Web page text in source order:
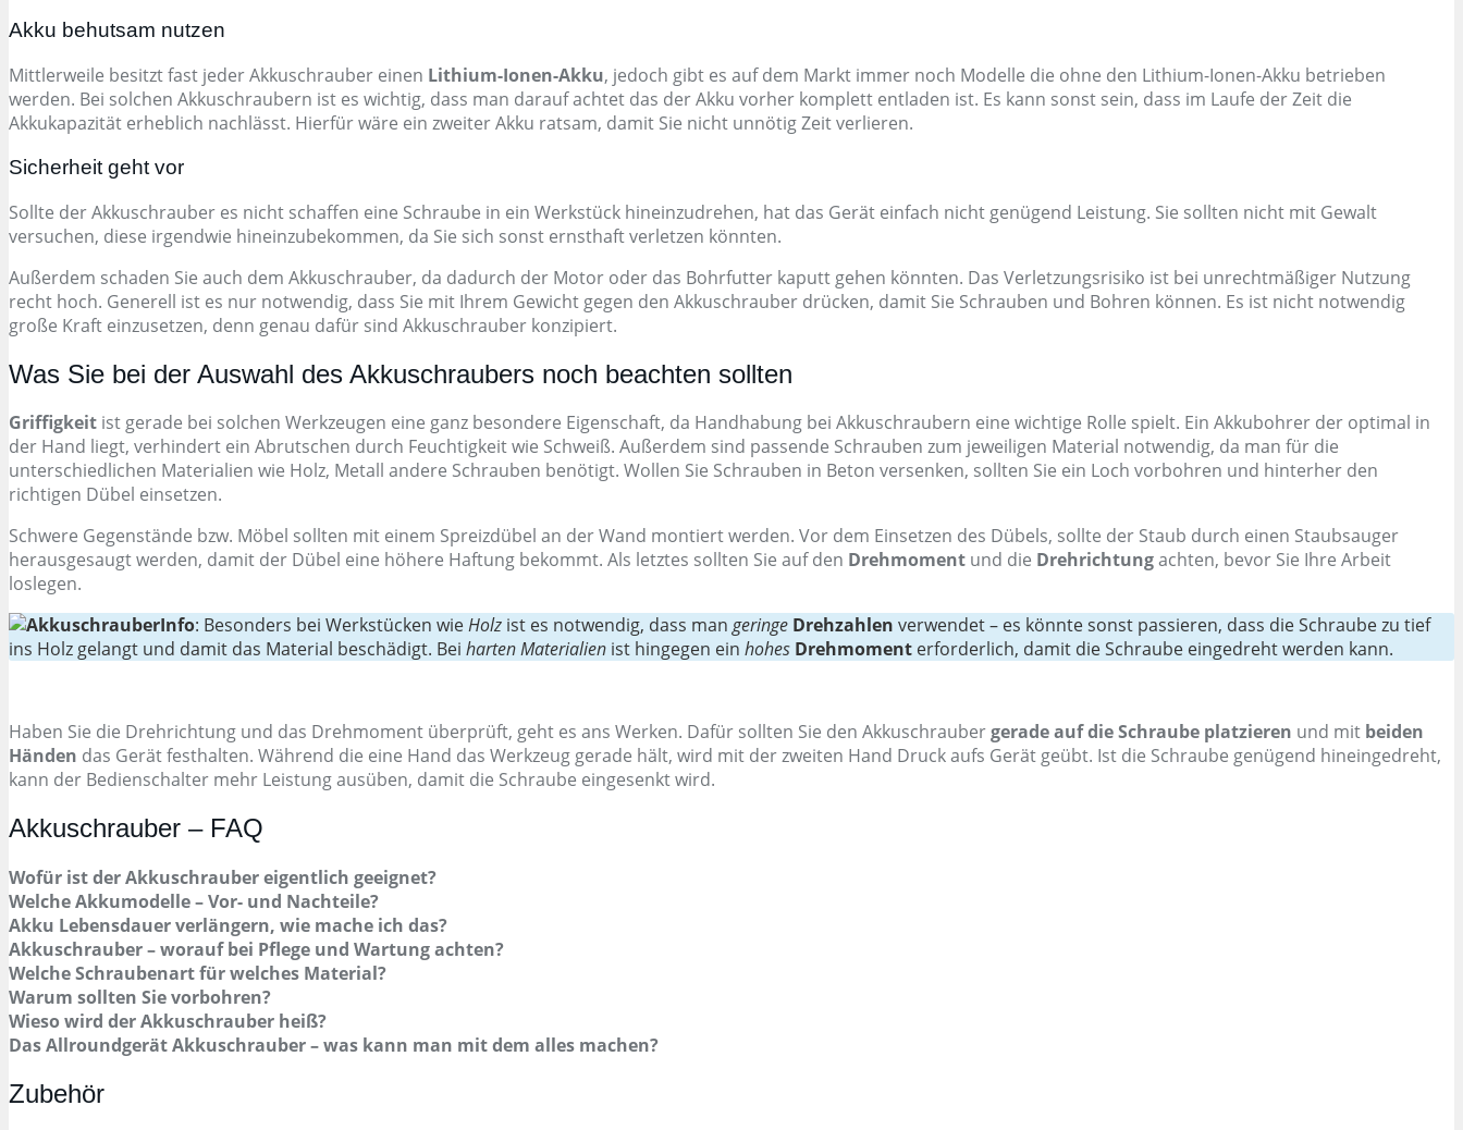
Akku behutsam nutzen
Mittlerweile besitzt fast jeder Akkuschrauber einen Lithium-Ionen-Akku, jedoch gibt es auf dem Markt immer noch Modelle die ohne den Lithium-Ionen-Akku betrieben
werden. Bei solchen Akkuschraubern ist es wichtig, dass man darauf achtet das der Akku vorher komplett entladen ist. Es kann sonst sein, dass im Laufe der Zeit die
Akkukapazität erheblich nachlässt. Hierfür wäre ein zweiter Akku ratsam, damit Sie nicht unnötig Zeit verlieren.
Sicherheit geht vor
Sollte der Akkuschrauber es nicht schaffen eine Schraube in ein Werkstück hineinzudrehen, hat das Gerät einfach nicht genügend Leistung. Sie sollten nicht mit Gewalt
versuchen, diese irgendwie hineinzubekommen, da Sie sich sonst ernsthaft verletzen könnten.
Außerdem schaden Sie auch dem Akkuschrauber, da dadurch der Motor oder das Bohrfutter kaputt gehen könnten. Das Verletzungsrisiko ist bei unrechtmäßiger Nutzung
recht hoch. Generell ist es nur notwendig, dass Sie mit Ihrem Gewicht gegen den Akkuschrauber drücken, damit Sie Schrauben und Bohren können. Es ist nicht notwendig
große Kraft einzusetzen, denn genau dafür sind Akkuschrauber konzipiert.
Was Sie bei der Auswahl des Akkuschraubers noch beachten sollten
Griffigkeit ist gerade bei solchen Werkzeugen eine ganz besondere Eigenschaft, da Handhabung bei Akkuschraubern eine wichtige Rolle spielt. Ein Akkubohrer der optimal in
der Hand liegt, verhindert ein Abrutschen durch Feuchtigkeit wie Schweiß. Außerdem sind passende Schrauben zum jeweiligen Material notwendig, da man für die
unterschiedlichen Materialien wie Holz, Metall andere Schrauben benötigt. Wollen Sie Schrauben in Beton versenken, sollten Sie ein Loch vorbohren und hinterher den
richtigen Dübel einsetzen.
Schwere Gegenstände bzw. Möbel sollten mit einem Spreizdübel an der Wand montiert werden. Vor dem Einsetzen des Dübels, sollte der Staub durch einen Staubsauger
herausgesaugt werden, damit der Dübel eine höhere Haftung bekommt. Als letztes sollten Sie auf den Drehmoment und die Drehrichtungachten, bevor Sie Ihre Arbeit
loslegen.
Info: Besonders bei Werkstücken wieHolz ist es notwendig, dass mangeringe Drehzahlen verwendet – es könnte sonst passieren, dass die Schraube zu tief
ins Holz gelangt und damit das Material beschädigt. Bei harten Materialien ist hingegen ein hohes Drehmoment erforderlich, damit die Schraube eingedreht werden kann.
Haben Sie die Drehrichtung und das Drehmoment überprüft, geht es ans Werken. Dafür sollten Sie den Akkuschraubergerade auf die Schraube platzieren und mit beiden
Händen das Gerät festhalten. Während die eine Hand das Werkzeug gerade hält, wird mit der zweiten Hand Druck aufs Gerät geübt. Ist die Schraube genügend hineingedreht,
kann der Bedienschalter mehr Leistung ausüben, damit die Schraube eingesenkt wird.
Akkuschrauber – FAQ
Wofür ist der Akkuschrauber eigentlich geeignet?
Welche Akkumodelle – Vor- und Nachteile?
Akku Lebensdauer verlängern, wie mache ich das?
Akkuschrauber – worauf bei Pflege und Wartung achten?
Welche Schraubenart für welches Material?
Warum sollten Sie vorbohren?
Wieso wird der Akkuschrauber heiß?
Das Allroundgerät Akkuschrauber – was kann man mit dem alles machen?
Zubehör